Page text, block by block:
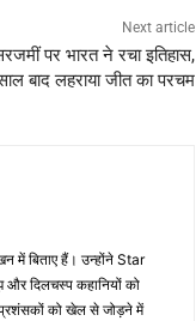
Next article
पर भारत ने रचा इतिहास,
बाद लहराया जीत का परचम
में बिताए हैं। उन्होंने Star
दिलचस्प कहानियों को
को खेल से जोड़ने में